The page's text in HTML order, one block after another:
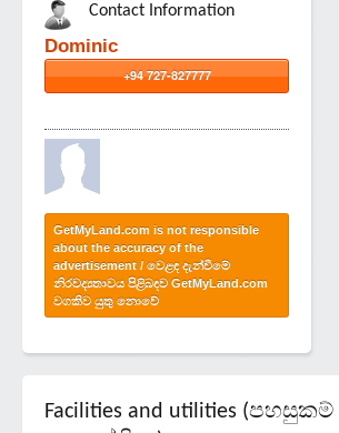
Contact Information
Dominic
+94 727-827777
GetMyLand.com is not responsible
about the accuracy of the
advertisement / වෙළඳ දැන්වීමේ
නිරවද්‍යතාවය පිළිබඳව GetMyLand.com
වගකිව යුතු නොවේ
Facilities and utilities